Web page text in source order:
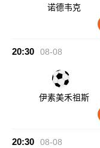
诺德韦克
20:30 08-08
伊素美禾祖斯
20:30 08-08